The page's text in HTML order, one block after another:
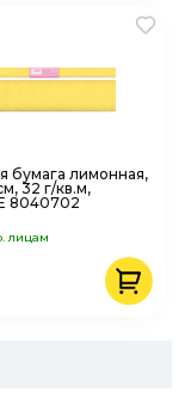
бумага лимонная,
32 г/кв.м,
8040702
лицам